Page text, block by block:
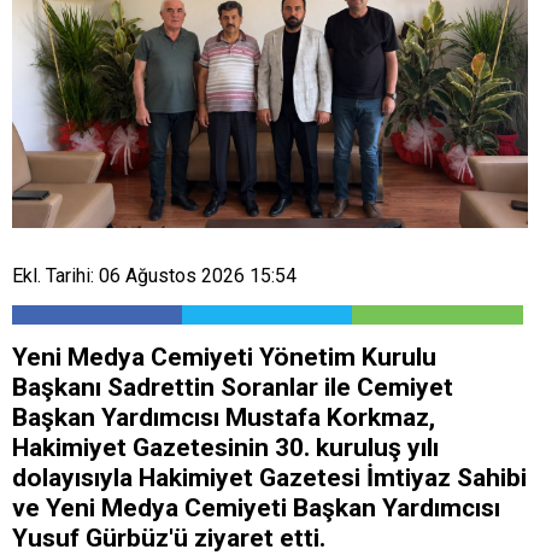
Ekl. Tarihi: 06 Ağustos 2026 15:54
Yeni Medya Cemiyeti Yönetim Kurulu
Başkanı Sadrettin Soranlar ile Cemiyet
Başkan Yardımcısı Mustafa Korkmaz,
Hakimiyet Gazetesinin 30. kuruluş yılı
dolayısıyla Hakimiyet Gazetesi İmtiyaz Sahibi
ve Yeni Medya Cemiyeti Başkan Yardımcısı
Yusuf Gürbüz'ü ziyaret etti.